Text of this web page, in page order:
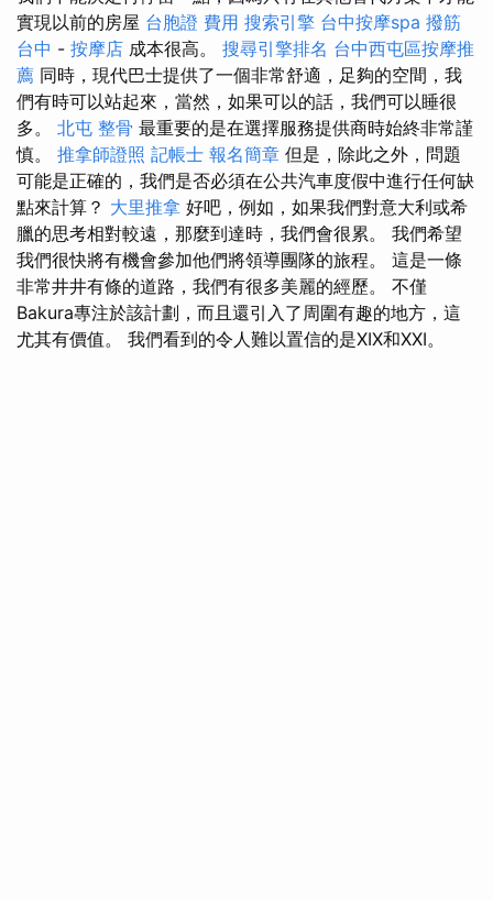
實現以前的房屋 台胞證 費用 搜索引擎 台中按摩spa 撥筋
台中 - 按摩店 成本很高。 搜尋引擎排名 台中西屯區按摩推
薦 同時，現代巴士提供了一個非常舒適，足夠的空間，我
們有時可以站起來，當然，如果可以的話，我們可以睡很
多。 北屯 整骨 最重要的是在選擇服務提供商時始終非常謹
慎。 推拿師證照 記帳士 報名簡章 但是，除此之外，問題
可能是正確的，我們是否必須在公共汽車度假中進行任何缺
點來計算？ 大里推拿 好吧，例如，如果我們對意大利或希
臘的思考相對較遠，那麼到達時，我們會很累。 我們希望
我們很快將有機會參加他們將領導團隊的旅程。 這是一條
非常井井有條的道路，我們有很多美麗的經歷。 不僅
Bakura專注於該計劃，而且還引入了周圍有趣的地方，這
尤其有價值。 我們看到的令人難以置信的是XIX和XXI。